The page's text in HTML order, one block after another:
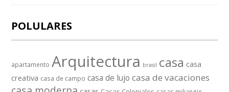
POLULARES
apartamento Arquitectura brasil casa casa
creativa casa de campo casa de lujo casa de vacaciones